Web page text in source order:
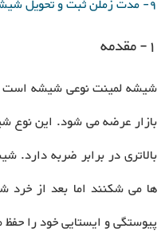
9- مدت زملن ثبت و تحویل شیشه لمینت چه مقدار است؟
1- مقدمه
شیشه لمینت نوعی شیشه است
بازار عرضه می شود. این نوع
بالاتری در برابر ضربه دارد.
ها می شکنند اما بعد از
پیوستگی و ایستایی خود را